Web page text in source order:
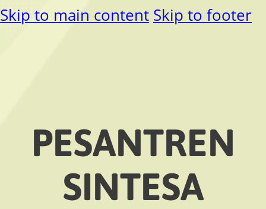
Skip to main content Skip to footer
PESANTREN
SINTESA